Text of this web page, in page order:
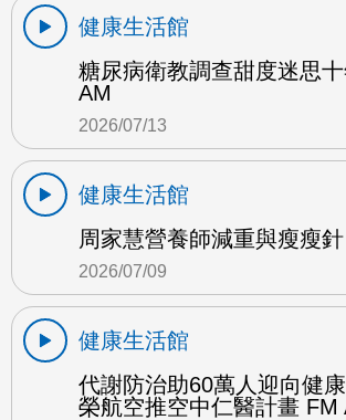
健康生活館
糖尿病衛教調查甜度迷思
AM
2026/07/13
健康生活館
周家慧營養師減重與瘦瘦
2026/07/09
健康生活館
代謝防治助60萬人迎向健
榮航空推空中仁醫計畫 FM